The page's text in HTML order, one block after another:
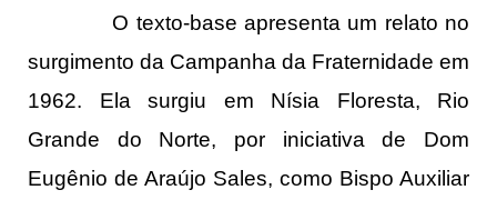
O texto-base apresenta um relato no
surgimento da Campanha da Fraternidade em
1962. Ela surgiu em Nísia Floresta, Rio
Grande do Norte, por iniciativa de Dom
Eugênio de Araújo Sales, como Bispo Auxiliar